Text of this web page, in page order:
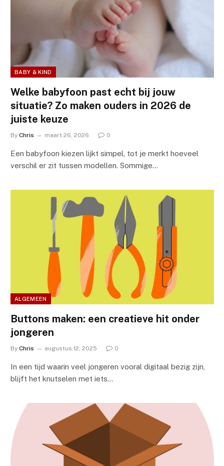
BABY & KIND
Welke babyfoon past echt bij jouw
situatie? Zo maken ouders in 2026 de
juiste keuze
By Chris maart 26, 2026 0
Een babyfoon kiezen lijkt simpel, tot je merkt hoeveel
verschil er zit tussen modellen. Sommige…
ALGEMEEN
Buttons maken: een creatieve hit onder
jongeren
By Chris augustus 12, 2025 0
In een tijd waarin veel jongeren vooral digitaal bezig zijn,
blijft het knutselen met iets…